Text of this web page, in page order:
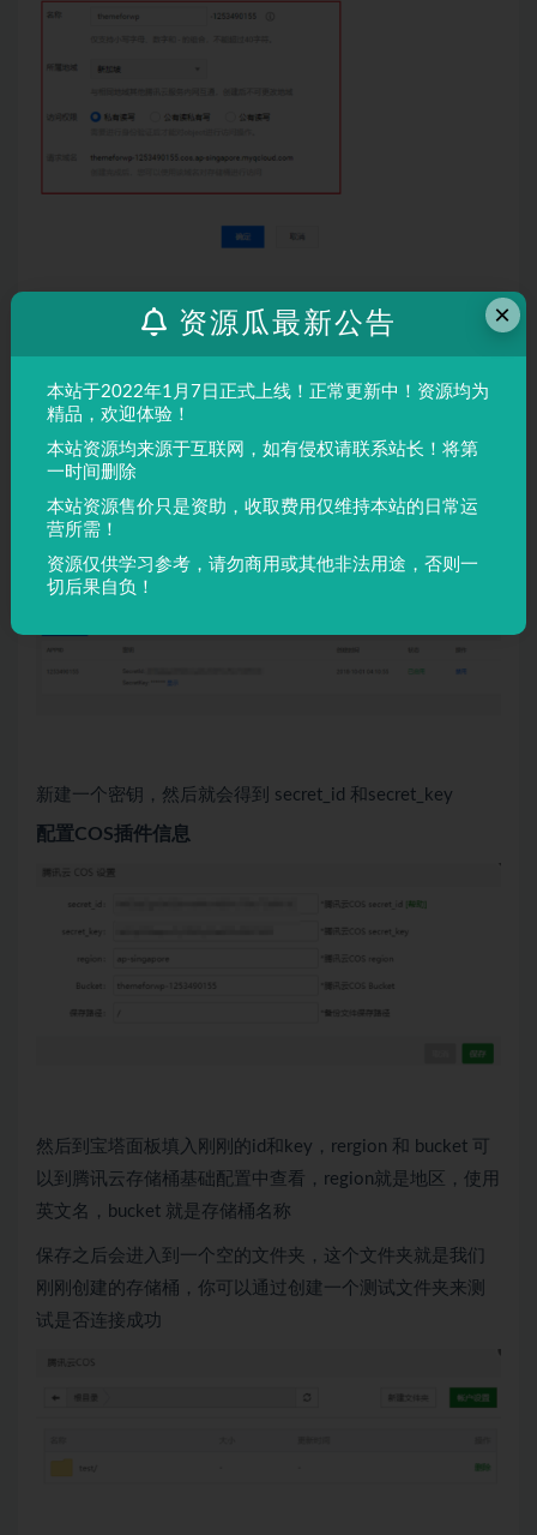
创建存储桶时，有2个地方要注意，一个是区域，最好是和
案，就选国内的区域，服务器在国外，就选距离最近的国
然后因为我们必须与宝塔进行通信，需要申请一个密钥，
点击密钥管理，他会让你进入云密钥设置
新建一个密钥，然后就会得到 secret_id 和secret_key
配置COS插件信息
然后到宝塔面板填入刚刚的id和key，rergion 和 bucket 可
以到腾讯云存储桶基础配置中查看，region就是地区，使用
英文名，bucket 就是存储桶名称
保存之后会进入到一个空的文件夹，这个文件夹就是我们
刚刚创建的存储桶，你可以通过创建一个测试文件夹来测
试是否连接成功
×
资源瓜最新公告
本站于2022年1月7日正式上线！正常更新中！资源均为
精品，欢迎体验！
本站资源均来源于互联网，如有侵权请联系站长！将第
一时间删除
本站资源售价只是资助，收取费用仅维持本站的日常运
营所需！
资源仅供学习参考，请勿商用或其他非法用途，否则一
切后果自负！